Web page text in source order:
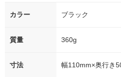
カラー ブラック
質量 360g
寸法 幅110mm×奥行き